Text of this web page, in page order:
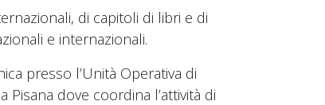
di capitoli di libri e di
e internazionali.
presso l’Unità Operativa di
Pisana dove coordina l’attività di